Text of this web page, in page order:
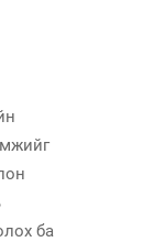
ба